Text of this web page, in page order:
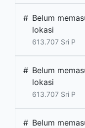
# Belum
lokasi
613.707 Sri P
# Belum
lokasi
613.707 Sri P
# Belum